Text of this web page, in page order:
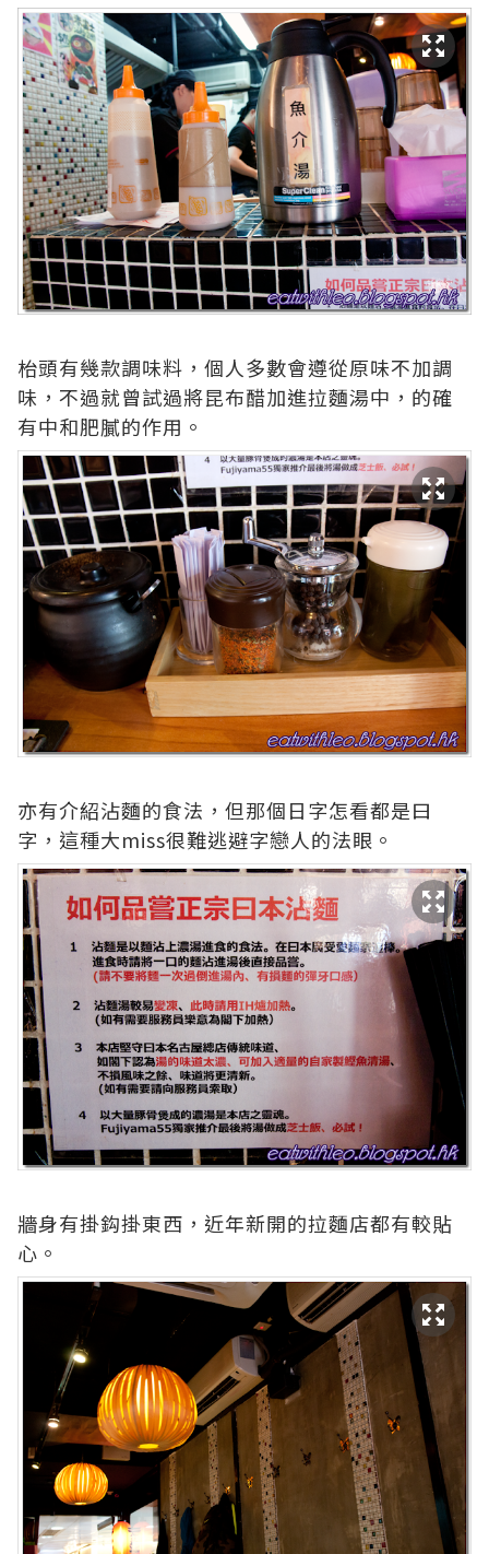
枱頭有幾款調味料，個人多數會遵從原味不加調
味，不過就曾試過將昆布醋加進拉麵湯中，的確
有中和肥膩的作用。
亦有介紹沾麵的食法，但那個日字怎看都是曰
字，這種大miss很難逃避字戀人的法眼。
牆身有掛鈎掛東西，近年新開的拉麵店都有較貼
心。